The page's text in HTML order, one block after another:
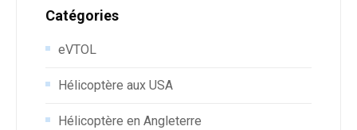
Catégories
eVTOL
Hélicoptère aux USA
Hélicoptère en Angleterre